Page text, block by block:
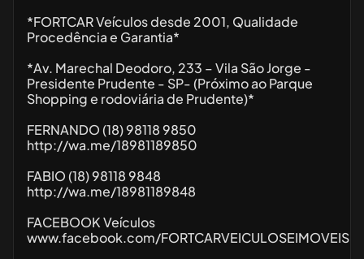
*FORTCAR Veículos desde 2001, Qualidade
Procedência e Garantia*
*Av. Marechal Deodoro, 233 – Vila São Jorge -
Presidente Prudente - SP- (Próximo ao Parque
Shopping e rodoviária de Prudente)*
FERNANDO (18) 98118 9850
http://wa.me/18981189850
FABIO (18) 98118 9848
http://wa.me/18981189848
FACEBOOK Veículos
www.facebook.com/FORTCARVEICULOSEIMOVEIS